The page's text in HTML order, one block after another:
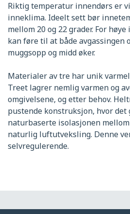
Riktig temperatur innendørs er
inneklima. Ideelt sett bør
mellom 20 og 22 grader. For
kan føre til at både avgassingen
muggsopp og midd øker.
Materialer av tre har unik
Treet lagrer nemlig varmen og
omgivelsene, og etter behov.
pustende konstruksjon, hvor det
naturbaserte isolasjonen
naturlig luftutveksling. Denne
selvregulerende.